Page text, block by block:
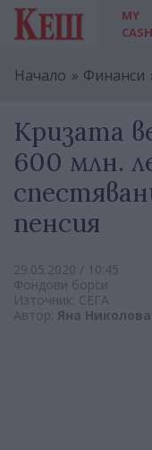
MY
CASH
Начало Финанси
Кризата
600 млн.
пенсия
29.05.2020 / 10:45
Фондови борси
Източник: СЕГА
Автор: Яна Николова